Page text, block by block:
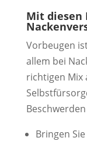
Mit diesen
Vorbeugen
allem bei
richtigen Mix
Bringen